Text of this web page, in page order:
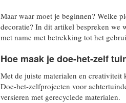
Maar waar moet je beginnen? Welke
decoratie? In dit artikel bespreken we
met name met betrekking tot het
Hoe maak je doe-het-zelf
Met de juiste materialen en
Doe-het-zelfprojecten voor
versieren met gerecyclede materialen.